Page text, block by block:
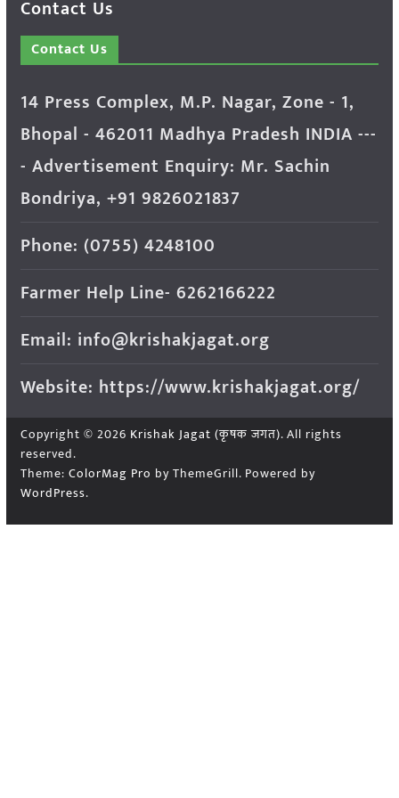
Contact Us
Contact Us
14 Press Complex, M.P. Nagar, Zone - 1,
Bhopal - 462011 Madhya Pradesh INDIA ---
- Advertisement Enquiry: Mr. Sachin
Bondriya, +91 9826021837
Phone: (0755) 4248100
Farmer Help Line- 6262166222
Email: info@krishakjagat.org
Website: https://www.krishakjagat.org/
Copyright © 2026 Krishak Jagat (कृषक जगत). All rights
reserved.
Theme: ColorMag Pro by ThemeGrill. Powered by
WordPress.